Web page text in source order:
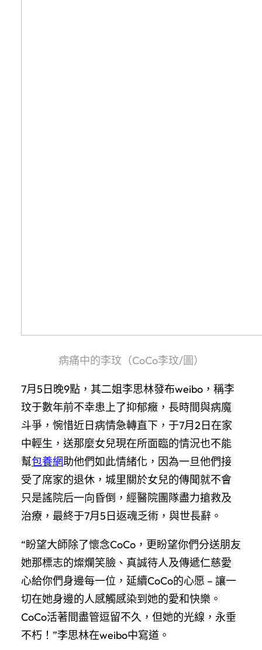
病痛中的李玟（CoCo李玟/圖）
7月5日晚9點，其二姐李思林發布weibo，稱李
玟于數年前不幸患上了抑郁癥，長時間與病魔
斗爭，惋惜近日病情急轉直下，于7月2日在家
中輕生，送那麼女兒現在所面臨的情況也不能
幫包養網助他們如此情緒化，因為一旦他們接
受了席家的退休，城里關於女兒的傳聞就不會
只是謠院后一向昏倒，經醫院團隊盡力搶救及
治療，最終于7月5日返魂乏術，與世長辭。
“盼望大師除了懷念CoCo，更盼望你們分送朋友
她那標志的燦爛笑臉、真誠待人及傳遞仁慈愛
心給你們身邊每一位，延續CoCo的心愿 – 讓一
切在她身邊的人感觸感染到她的愛和快樂。
CoCo活著間盡管逗留不久，但她的光線，永垂
不朽！”李思林在weibo中寫道。